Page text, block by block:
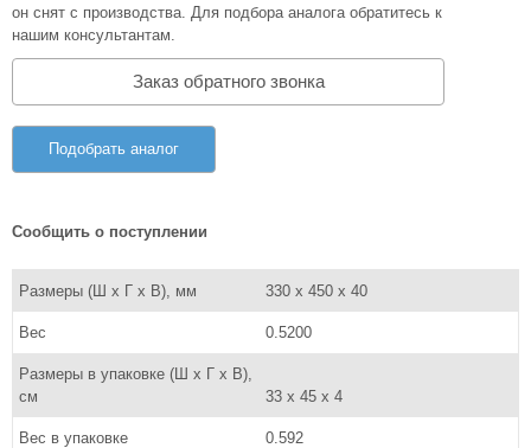
он снят с производства. Для подбора аналога обратитесь к
нашим консультантам.
Заказ обратного звонка
Подобрать аналог
Сообщить о поступлении
Размеры (Ш x Г x В), мм 330 х 450 х 40
Вес 0.5200
Размеры в упаковке (Ш x Г x В),
см
33 x 45 x 4
Вес в упаковке 0.592